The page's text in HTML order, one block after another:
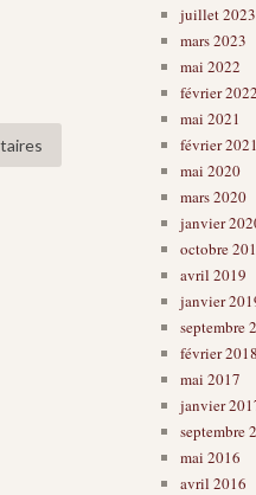
juillet 2023
mars 2023
mai 2022
février 2022
mai 2021
février 2021
mai 2020
mars 2020
janvier
octobre
avril 2019
janvier
septembre
février 2018
mai 2017
janvier
septembre
mai 2016
avril 2016